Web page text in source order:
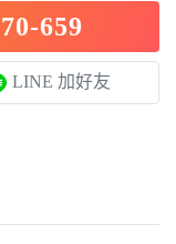
659
LINE 加好友